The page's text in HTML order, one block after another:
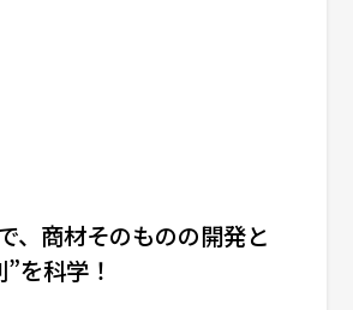
、商材そのものの開発と
を科学！